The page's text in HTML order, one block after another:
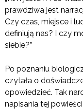
prawdziwa jest
Czy czas, miejsce i
definiują nas? I czy
siebie?”
Po poznaniu
czytała o
opowiedzieć. Tak
napisania tej